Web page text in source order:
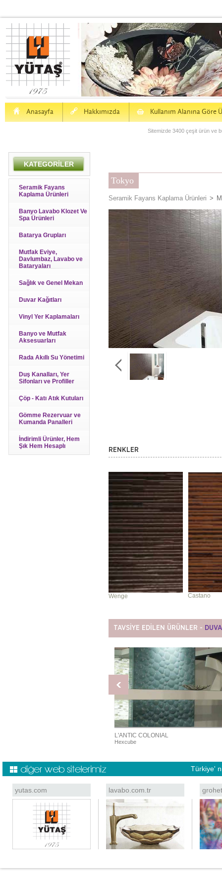
Anasayfa
H Hakkımızda
a Kullanım Alanına Göre
S
Sitemizde 3400 çeşit ürün ve
KATEGORİLER
Seramik Fayans
Kaplama Ürünleri
Banyo Lavabo Klozet Ve
Spa Ürünleri
Batarya Grupları
Mutfak Eviye,
Davlumbaz, Lavabo ve
Bataryaları
Sağlık ve Genel Mekan
Duvar Kağıtları
Vinyl Yer Kaplamaları
Banyo ve Mutfak
Aksesuarları
Rada Akıllı Su Yönetimi
Duş Kanalları, Yer
Sifonları ve Profiller
Çöp - Katı Atık Kutuları
Gömme Rezervuar ve
Kumanda Panalleri
İndirimli Ürünler, Hem
Şık Hem Hesaplı
Tokyo
Seramik Fayans Kaplama Ürünleri >
RENKLER
Wenge Castano
TAVSİYE EDİLEN ÜRÜNLER -
L'ANTIC COLONIAL
Hexcube
Türkiye'
yutas.com lavabo.com.tr